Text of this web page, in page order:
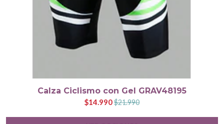
Calza Ciclismo con Gel GRAV48195
$14.990$21.990